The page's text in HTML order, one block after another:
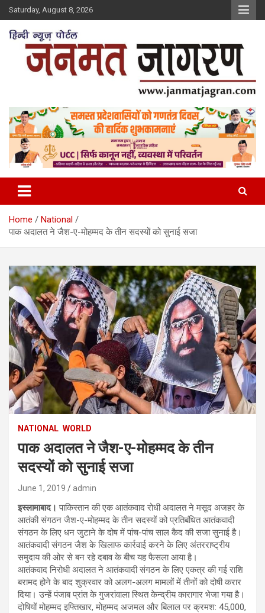
Skip
to
content
Saturday, August 8, 2026
Home
National
पाक अदालत ने जैश-ए-मोहम्मद के तीन सदस्यों को सुनाई सजा
NATIONAL WORLD
पाक अदालत ने जैश-ए-मोहम्मद के तीन
सदस्यों को सुनाई सजा
June 1, 2019 admin
इस्लामाबाद। पाकिस्तान की एक आतंकवाद रोधी अदालत ने मसूद अजहर के
आतंकी संगठन जैश-ए-मोहम्मद के तीन सदस्यों को प्रतिबंधित आतंकवादी
संगठन के लिए धन जुटाने के दोष में पांच-पांच साल कैद की सजा सुनाई है।
आतंकवादी संगठन जैश के खिलाफ कार्रवाई करने के लिए अंतरराष्ट्रीय
समुदाय की ओर से बन रहे दबाव के बीच यह फैसला आया है।
आतंकवाद निरोधी अदालत ने आतंकवादी संगठन के लिए एकत्र की गई राशि
बरामद होने के बाद शुक्रवार को अलग-अलग मामलों में तीनों को दोषी करार
दिया। उन्हें पंजाब प्रांत के गुजरांवाला स्थित केन्द्रीय कारागार भेजा गया है।
दोषियों मोहम्मद इफ्तिखार, मोहम्मद अजमल और बिलाल पर क्रमश: 45,000,